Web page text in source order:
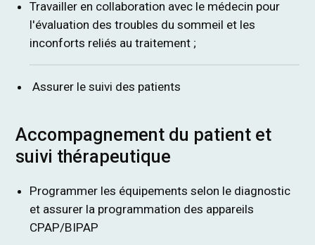
Travailler en collaboration avec le médecin pour
l'évaluation des troubles du sommeil et les
inconforts reliés au traitement ;
Assurer le suivi des patients
Accompagnement du patient et
suivi thérapeutique
Programmer les équipements selon le diagnostic
et assurer la programmation des appareils
CPAP/BIPAP